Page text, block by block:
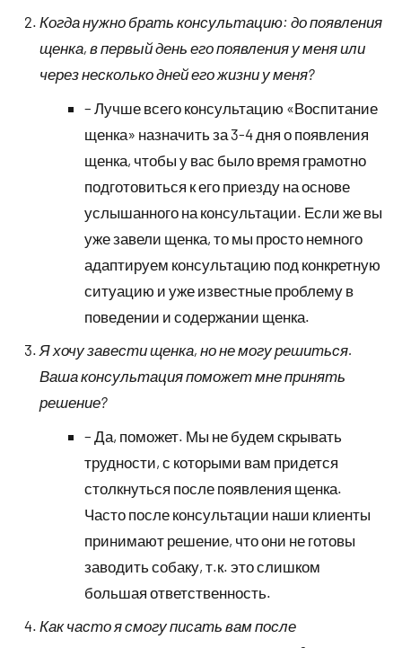
Когда нужно брать консультацию: до появления
щенка, в первый день его появления у меня или
через несколько дней его жизни у меня?
– Лучше всего консультацию «Воспитание
щенка» назначить за 3-4 дня о появления
щенка, чтобы у вас было время грамотно
подготовиться к его приезду на основе
услышанного на консультации. Если же вы
уже завели щенка, то мы просто немного
адаптируем консультацию под конкретную
ситуацию и уже известные проблему в
поведении и содержании щенка.
Я хочу завести щенка, но не могу решиться.
Ваша консультация поможет мне принять
решение?
– Да, поможет. Мы не будем скрывать
трудности, с которыми вам придется
столкнуться после появления щенка.
Часто после консультации наши клиенты
принимают решение, что они не готовы
заводить собаку, т.к. это слишком
большая ответственность.
Как часто я смогу писать вам после